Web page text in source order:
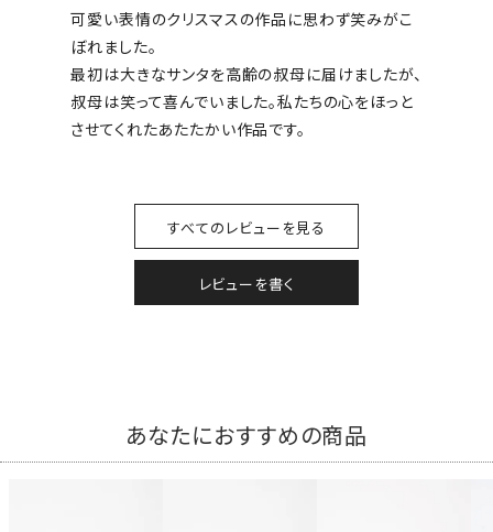
可愛い表情のクリスマスの作品に思わず笑みがこ
ぼれました。
最初は大きなサンタを高齢の叔母に届けましたが、
叔母は笑って喜んでいました。私たちの心をほっと
させてくれたあたたかい作品です。
すべてのレビューを見る
レビューを書く
あなたにおすすめの商品